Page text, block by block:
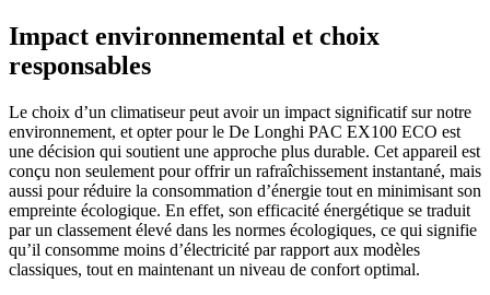
Impact environnemental et choix
responsables
Le choix d’un climatiseur peut avoir un impact significatif sur notre
environnement, et opter pour le De Longhi PAC EX100 ECO est
une décision qui soutient une approche plus durable. Cet appareil est
conçu non seulement pour offrir un rafraîchissement instantané, mais
aussi pour réduire la consommation d’énergie tout en minimisant son
empreinte écologique. En effet, son efficacité énergétique se traduit
par un classement élevé dans les normes écologiques, ce qui signifie
qu’il consomme moins d’électricité par rapport aux modèles
classiques, tout en maintenant un niveau de confort optimal.